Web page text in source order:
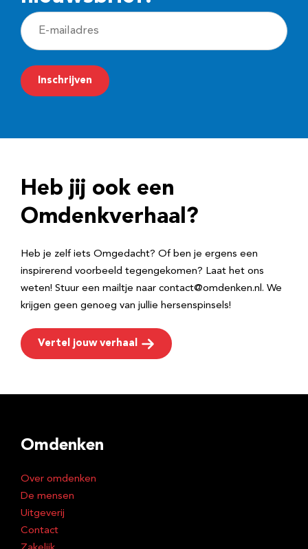
E
-
m
a
r
e
Inschrijven
Heb jij ook een
Omdenkverhaal?
Heb je zelf iets Omgedacht? Of ben je ergens een
inspirerend voorbeeld tegengekomen? Laat het ons
weten! Stuur een mailtje naar contact@omdenken.nl. We
krijgen geen genoeg van jullie hersenspinsels!
Vertel jouw verhaal
Omdenken
Over omdenken
De mensen
Uitgeverij
Contact